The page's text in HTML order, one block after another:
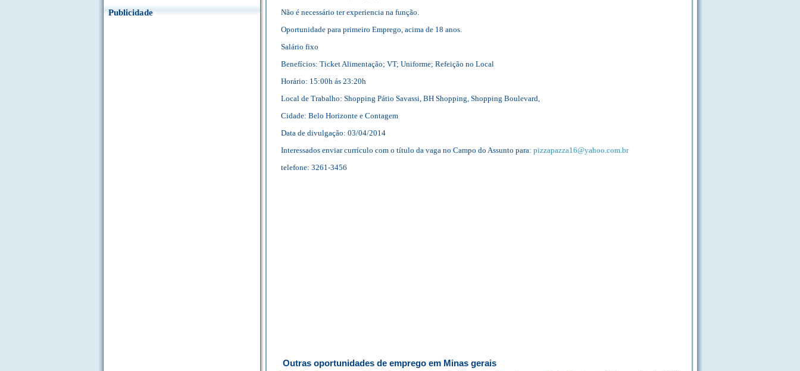
Publicidade
Não é necessário ter experiencia na função.
Oportunidade para primeiro Emprego, acima de 18 anos.
Salário fixo
Benefícios: Ticket Alimentação; VT; Uniforme; Refeição no Local
Horário: 15:00h ás 23:20h
Local de Trabalho: Shopping Pátio Savassi, BH Shopping, Shopping Boulevard,
Cidade: Belo Horizonte e Contagem
Data de divulgação: 03/04/2014
Interessados enviar currículo com o título da vaga no Campo do Assunto para: pizzapazza16@yahoo.com.br
telefone: 3261-3456
Outras oportunidades de emprego em Minas gerais